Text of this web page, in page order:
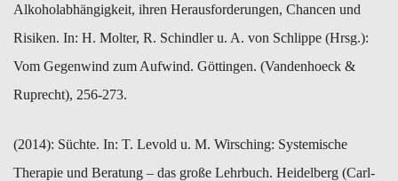
Alkoholabhängigkeit, ​ihren Herausforderungen, Chancen und
Risiken. In: H. Molter, R. Schindler u. A. von Schlippe (Hrsg.):
Vom Gegenwind zum Aufwind. Göttingen. (Vandenhoeck &
Ruprecht), 256-273.
(2014): ​Süchte. In: T. Levold u. M. Wirsching: Systemische
Therapie und ​Beratung – das große Lehrbuch. Heidelberg (Carl-